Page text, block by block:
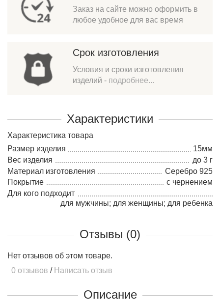
Заказ на сайте можно оформить в
любое удобное для вас время
Срок изготовления
Условия и сроки изготовления
изделий - подробнее...
Характеристики
Характеристика товара
Размер изделия
15мм
Вес изделия
до 3 г
Материал изготовления
Серебро 925
Покрытие
с чернением
Для кого подходит
для мужчины; для женщины; для ребенка
Отзывы (0)
Нет отзывов об этом товаре.
0 отзывов / Написать отзыв
Описание